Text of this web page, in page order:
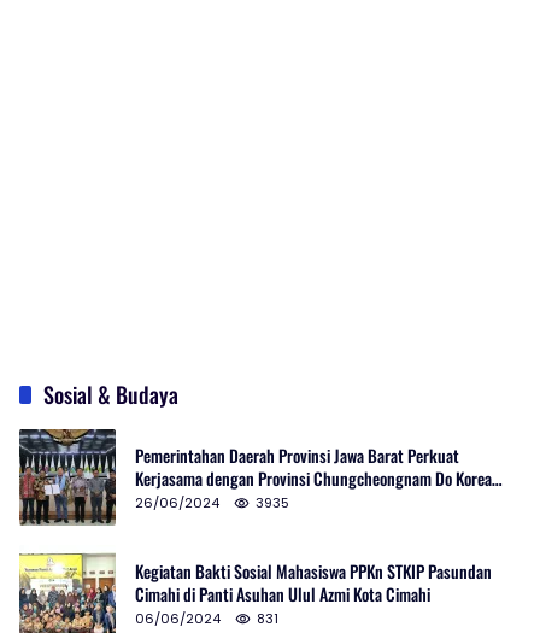
Sosial & Budaya
Pemerintahan Daerah Provinsi Jawa Barat Perkuat
Kerjasama dengan Provinsi Chungcheongnam Do Korea
Selatan
26/06/2024 3935
Kegiatan Bakti Sosial Mahasiswa PPKn STKIP Pasundan
Cimahi di Panti Asuhan Ulul Azmi Kota Cimahi
06/06/2024 831